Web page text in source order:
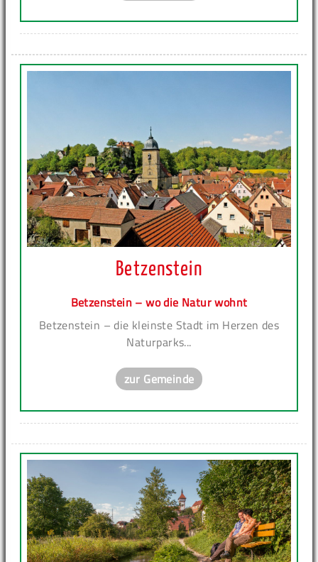
Betzenstein
Betzenstein – wo die Natur wohnt
Betzenstein – die kleinste Stadt im Herzen des
Naturparks...
zur Gemeinde